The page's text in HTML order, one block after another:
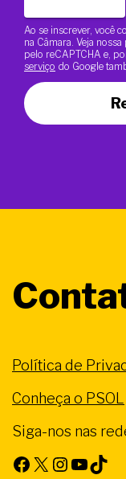
Ao se inscrever, você
na Câmara. Veja nossa
pelo reCAPTCHA e,
serviço do Google
Política de
Conheça o PSOL
Siga-nos nas
Facebook X Instagram Youtube TikTok